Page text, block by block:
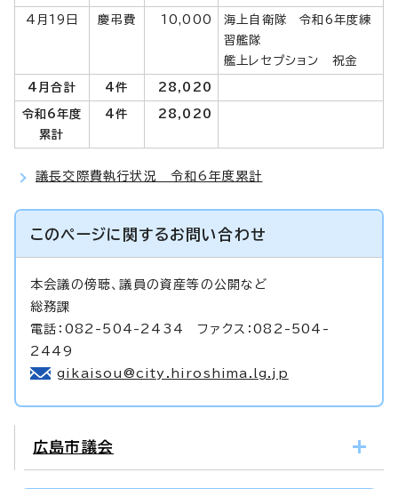
4月19日 慶弔費 10,000
海上自衛隊 令和6年度練
習艦隊
艦上レセプション 祝金
4月合計 4件 28,020
令和6年度
累計
4件 28,020
議長交際費執行状況 令和6年度累計
このページに関するお問い合わせ
本会議の傍聴、議員の資産等の公開など
総務課
電話：082-504-2434 ファクス：082-504-
2449
gikaisou@city.hiroshima.lg.jp
広島市議会